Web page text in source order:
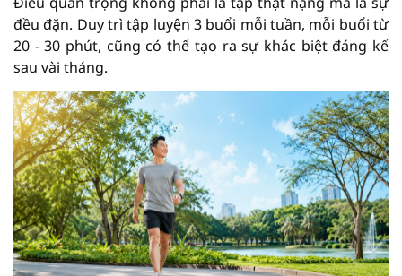
đều đặn. Duy trì tập luyện 3 buổi mỗi tuần, mỗi buổi từ
20 - 30 phút, cũng có thể tạo ra sự khác biệt đáng kể
sau vài tháng.